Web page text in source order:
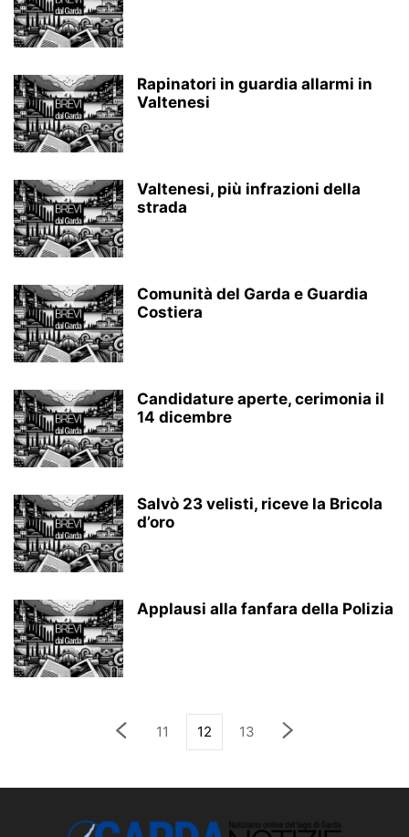
Rapinatori in guardia allarmi in
Valtenesi
Valtenesi, più infrazioni della
strada
Comunità del Garda e Guardia
Costiera
Candidature aperte, cerimonia il
14 dicembre
Salvò 23 velisti, riceve la Bricola
d’oro
Applausi alla fanfara della Polizia
11 12 13